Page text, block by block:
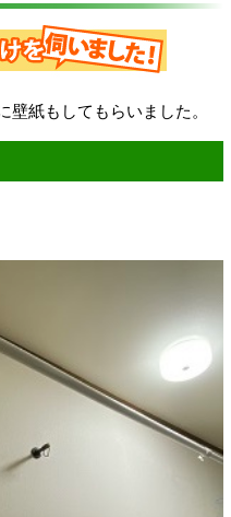
紙もしてもらいました。